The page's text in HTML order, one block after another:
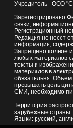
Учредитель - ООО
Зарегистрировано
связи,
Регистрационный
Редакция не несет
информации,
Запрещено полное
любых материалов
тексты и
материалов в
обязательна.
превышать цель
СМИ, необходимо
Территория
зарубежные страны
Языки: русский,